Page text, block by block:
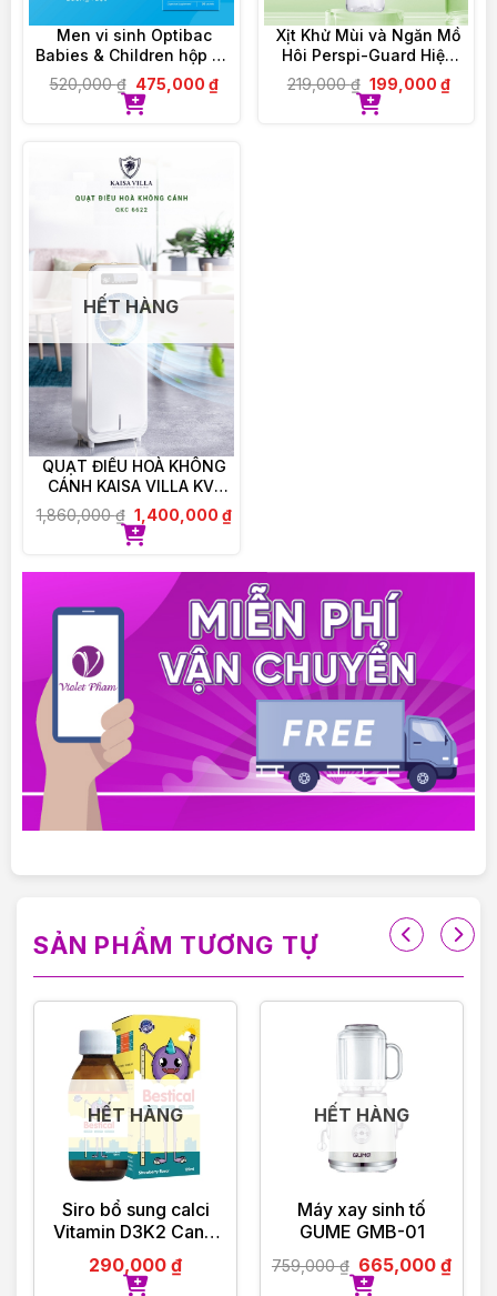
– Cam kết đổi trả, hoàn tiền nếu giao sai, nhầm,
thiếu sản phẩm
– Hỗ trợ tư vấn giải đáp thắc mắc 24/24
———————————
VIOLET PHAM – CHẤT LƯỢNG ĐI CÙNG TÂM
Men vi sinh Optibac
Babies & Children hộp 30
gói
520,000₫ 475,000 ₫
Xịt Khử Mùi và Ngăn Mồ
Hôi Perspi-Guard Hiệu
Quả Tối Ưu 30ml
219,000₫ 199,000 ₫
HẾT HÀNG
QUẠT ĐIỀU HOÀ KHÔNG
CÁNH KAISA VILLA KV-
QKC6622
1,860,000₫ 1,400,000 ₫
SẢN PHẨM TƯƠNG TỰ
HẾT HÀNG
Siro bổ sung calci
Vitamin D3K2 Canxi
cho bé Bestical
120ml
290,000 ₫
HẾT HÀNG
Máy xay sinh tố
GUME GMB-01
759,000₫ 665,000₫